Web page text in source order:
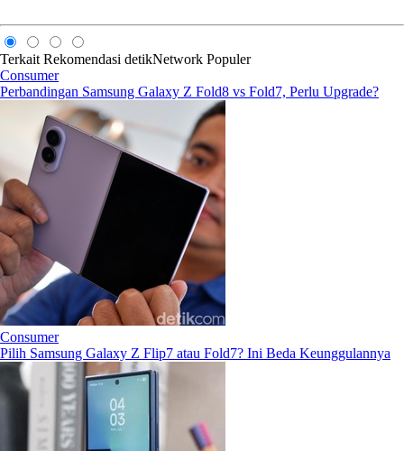
Terkait Rekomendasi detikNetwork Populer
Consumer
Perbandingan Samsung Galaxy Z Fold8 vs Fold7, Perlu Upgrade?
Consumer
Pilih Samsung Galaxy Z Flip7 atau Fold7? Ini Beda Keunggulannya